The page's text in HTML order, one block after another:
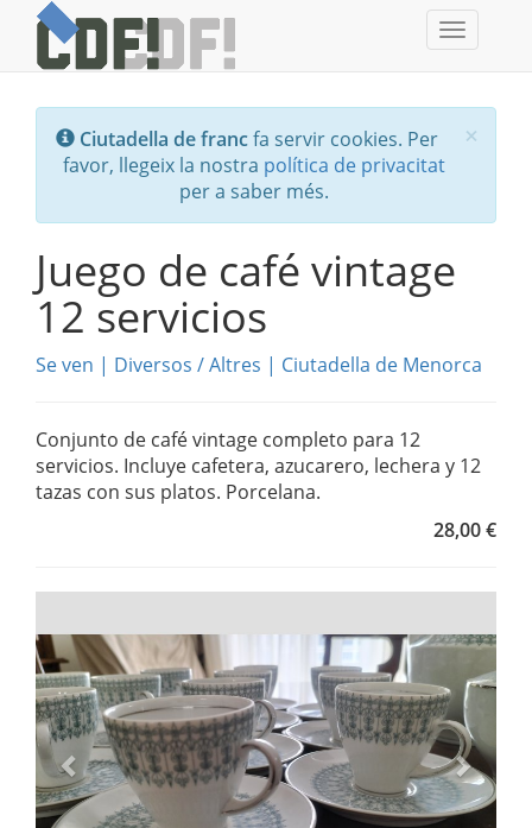
Toggle
×
Ciutadella de francfa servir cookies. Per
favor, llegeix la nostra política de privacitat
per a saber més.
Juego de café vintage
12 servicios
Se ven | Diversos /Altres | Ciutadella de Menorca
Conjunto de café vintage completo para 12
servicios. Incluye cafetera, azucarero, lechera y 12
tazas con sus platos. Porcelana.
28,00 €